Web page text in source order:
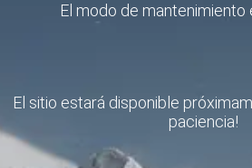
El modo de mantenimiento
El sitio estará disponible
paciencia!